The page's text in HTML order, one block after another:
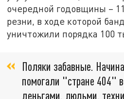
очередной годовщины –
резни, в ходе которой
уничтожили порядка 100
Поляки забавные.
помогали "стране 404"
деньгами, людьми,